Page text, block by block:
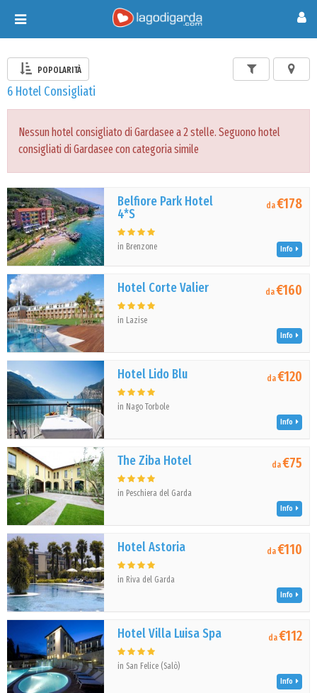
Toggle
navigation
POPOLARITÀ
6 Hotel Consigliati
Nessun hotel consigliato di Gardasee a 2 stelle. Seguono hotel
consigliati di Gardasee con categoria simile
Belfiore Park Hotel
4*S
in Brenzone
da€178
Info
Hotel Corte Valier
in Lazise
da€160
Info
Hotel Lido Blu
in Nago Torbole
da€120
Info
The Ziba Hotel
in Peschiera del Garda
da€75
Info
Hotel Astoria
in Riva del Garda
da€110
Info
Hotel Villa Luisa Spa
in San Felice (Salò)
da€112
Info